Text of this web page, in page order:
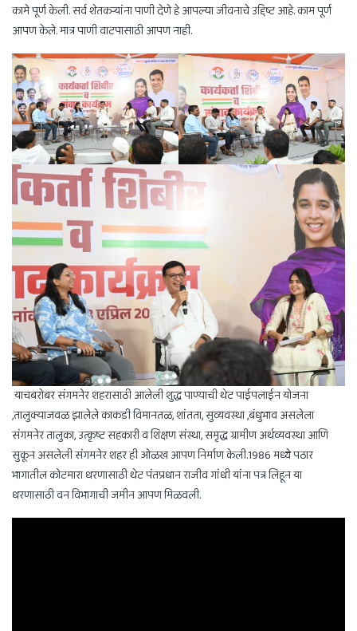
कामे पूर्ण केली. सर्व शेतकऱ्यांना पाणी देणे हे आपल्या जीवनाचे उद्दिष्ट आहे. काम पूर्ण
आपण केले. मात्र पाणी वाटपासाठी आपण नाही.
याचबरोबर संगमनेर शहरासाठी आलेली शुद्ध पाण्याची थेट पाईपलाईन योजना
,तालुक्याजवळ झालेले काकडी विमानतळ, शांतता, सुव्यवस्था ,बंधुभाव असलेला
संगमनेर तालुका, उत्कृष्ट सहकारी व शिक्षण संस्था, समृद्ध ग्रामीण अर्थव्यवस्था आणि
सुकून असलेली संगमनेर शहर ही ओळख आपण निर्माण केली.1986 मध्ये पठार
भागातील कोटमारा धरणासाठी थेट पंतप्रधान राजीव गांधी यांना पत्र लिहून या
धरणासाठी वन विभागाची जमीन आपण मिळवली.